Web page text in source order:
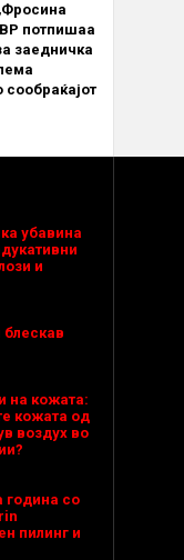
потпишаа
заедничка
сообраќајот
убавина
и
блескав
на кожата:
кожата од
воздух во
година со
пилинг и